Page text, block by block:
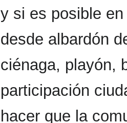
y si es posible
desde albardón
ciénaga, playón,
participación
hacer que la